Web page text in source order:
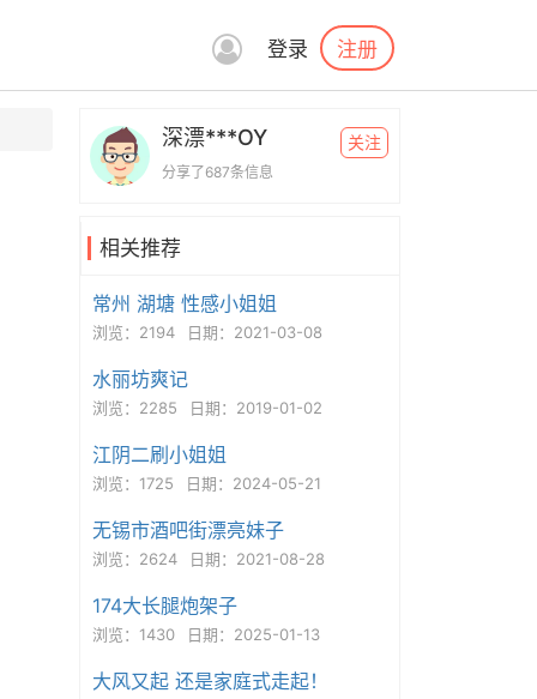
登录 注册
深漂***OY
分享了687条信息
关注
相关推荐
常州 湖塘 性感小姐姐
浏览：2194 日期：2021-03-08
水丽坊爽记
浏览：2285 日期：2019-01-02
江阴二刷小姐姐
浏览：1725 日期：2024-05-21
无锡市酒吧街漂亮妹子
浏览：2624 日期：2021-08-28
174大长腿炮架子
浏览：1430 日期：2025-01-13
大风又起 还是家庭式走起！